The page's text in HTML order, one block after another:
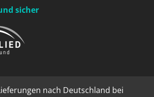
sicher
nach Deutschland bei